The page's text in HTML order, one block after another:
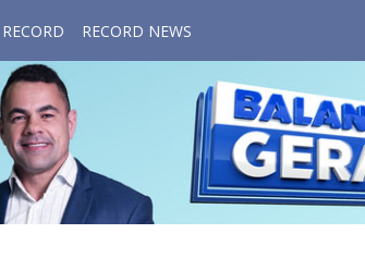
RECORD RECORD NEWS